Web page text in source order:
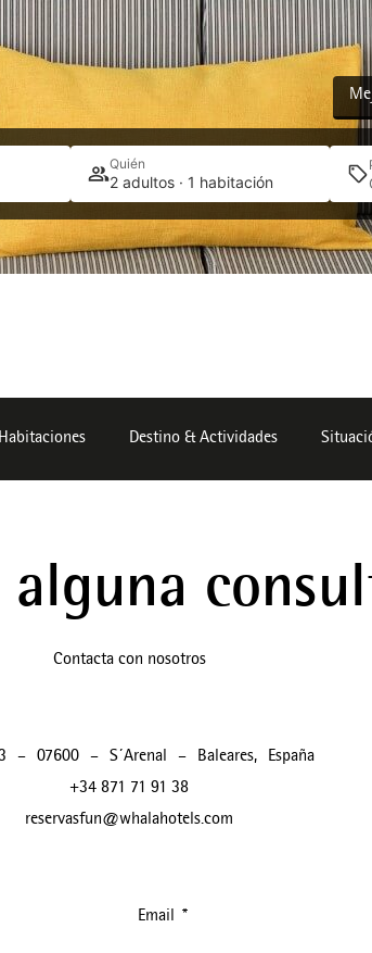
Quién
2 adultos · 1 habitación
Habitaciones Destino & Actividades
alguna
Contacta con nosotros
– 07600 – S´Arenal – Baleares,
España
+34 871 71 91 38
reservasfun@whalahotels.com
Email